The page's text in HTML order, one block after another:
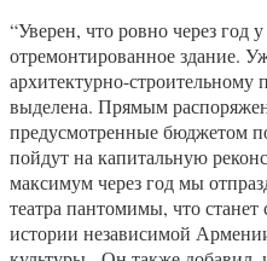
“Уверен, что ровно через год
отремонтированное здание.
архитектурно-
выделена. Прямым
предусмотренные бюджетом
пойдут на капитальную
максимум через год мы
театра пантомимы, что
истории независимой